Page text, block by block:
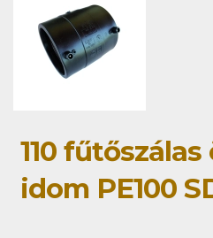
110
idom PE100